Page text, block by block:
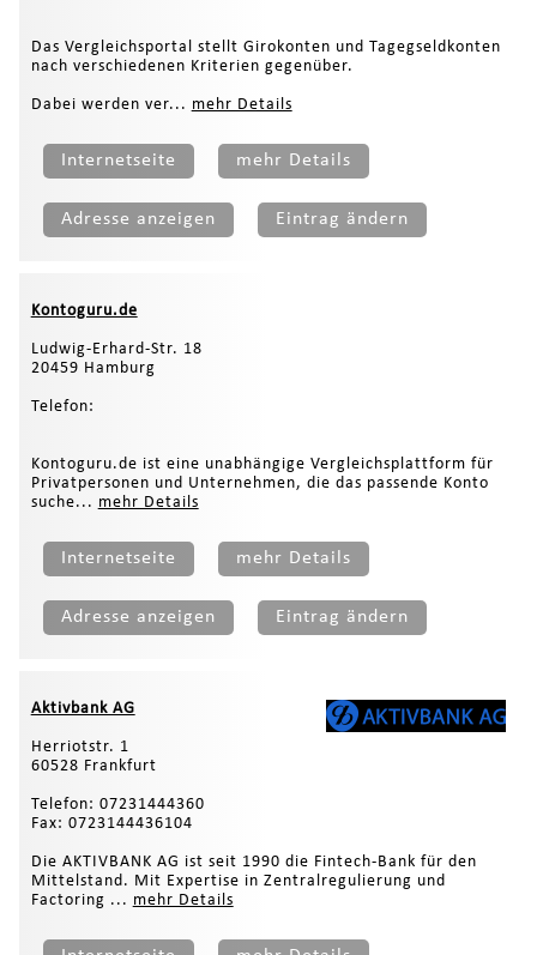
Das Vergleichsportal stellt Girokonten und Tagegseldkonten
nach verschiedenen Kriterien gegenüber.
Dabei werden ver... mehr Details
Internetseite mehr Details
Adresse anzeigen Eintrag ändern
Kontoguru.de
Ludwig-Erhard-Str. 18
20459 Hamburg
Telefon:
Kontoguru.de ist eine unabhängige Vergleichsplattform für
Privatpersonen und Unternehmen, die das passende Konto
suche... mehr Details
Internetseite mehr Details
Adresse anzeigen Eintrag ändern
Aktivbank AG
Herriotstr. 1
60528 Frankfurt
Telefon: 07231444360
Fax: 0723144436104
Die AKTIVBANK AG ist seit 1990 die Fintech-Bank für den
Mittelstand. Mit Expertise in Zentralregulierung und
Factoring ... mehr Details